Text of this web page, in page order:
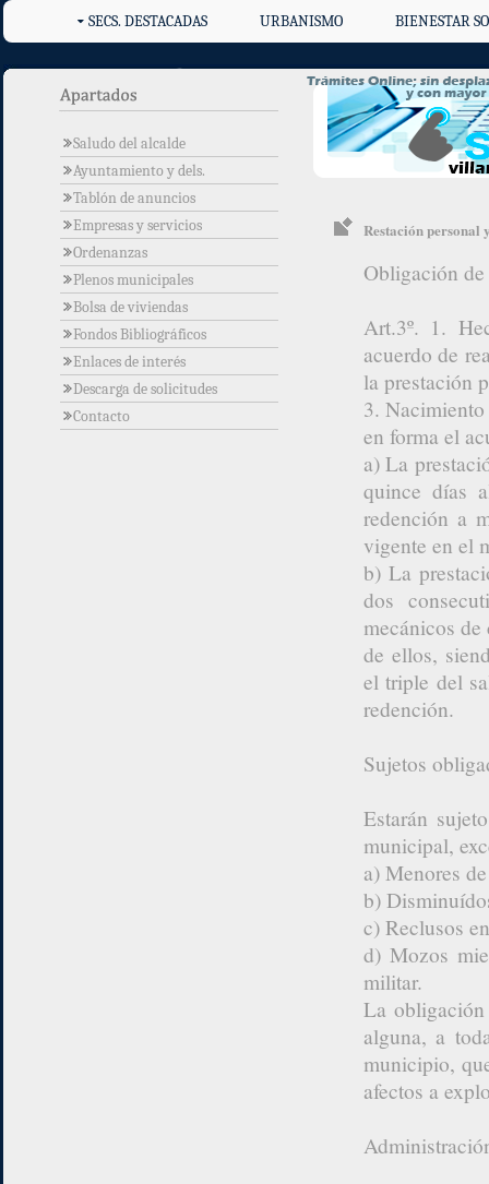
SECS. DESTACADAS URBANISMO BIENESTAR
Saludo del alcalde
Ayuntamiento y dels.
Tablón de anuncios
Empresas y servicios
Ordenanzas
Plenos municipales
Bolsa de viviendas
Fondos Bibliográficos
Enlaces de interés
Descarga de solicitudes
Contacto
Restación personal
Obligación
Art.3º. 1.
acuerdo de
la prestación
3.
en forma el
a) La
quince días
redención a
vigente en el
b) La
dos
mecánicos
de ellos,
el triple del
redención.
Sujetos
Estarán
municipal,
a) Menores
b)
c) Reclusos
d) Mozos
militar.
La
alguna, a
municipio,
afectos a